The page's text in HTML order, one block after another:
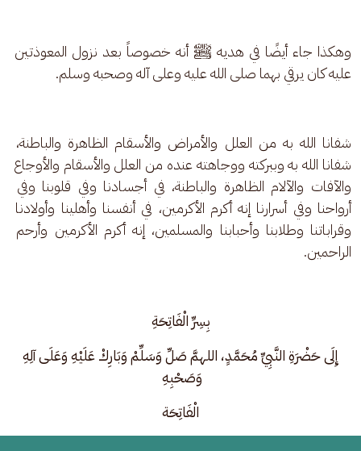
وهكذا جاء أيضًا في هديه ﷺ أنه خصوصاً بعد نزول المعوذتين
عليه كان يرقي بهما صلى الله عليه وعلى آله وصحبه وسلم.
شفانا الله به من العلل والأمراض والأسقام الظاهرة والباطنة،
شفانا الله به وببركته ووجاهته عنده من العلل والأسقام والأوجاع
والآفات والآلام الظاهرة والباطنة، في أجسادنا وفي قلوبنا وفي
أرواحنا وفي أسرارنا إنه أكرم الأكرمين، في أنفسنا وأهلينا وأولادنا
وقراباتنا وطلابنا وأحبابنا والمسلمين، إنه أكرم الأكرمين وأرحم
الراحمين.
بِسِرِّ الْفَاتِحَةِ
إِلَى حَضْرَةِ النَّبِيِّ مُحَمَّدٍ، اللهمَّ صَلِّ وَسَلِّمْ وَبَارِكْ عَلَيْهِ وَعَلَى آلِهِ
وَصَحْبِهِ
الْفَاتِحَة